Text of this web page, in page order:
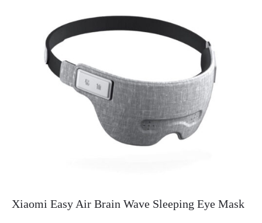
Xiaomi Easy Air Brain Wave Sleeping Eye Mask